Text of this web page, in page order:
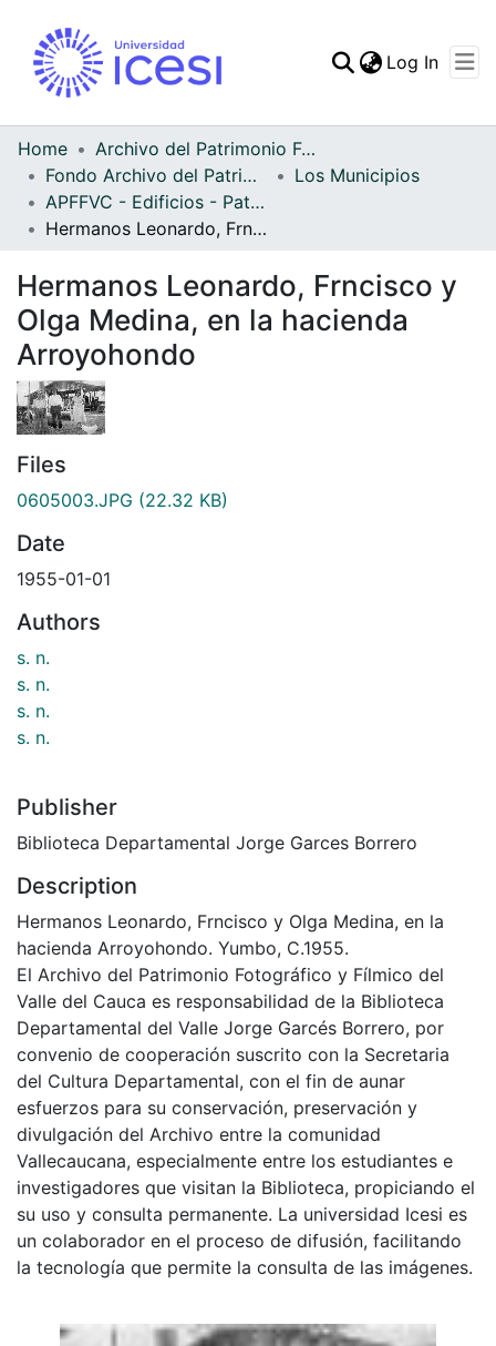
Statistics
Log In
Home
Archivo del Patrimonio Fotográfico y Fílmico del Valle del Cauca
Fondo Archivo del Patrimonio Fotográfico y Fílmico del Valle del Cauca
Los Municipios
APFFVC - Edificios - Patrimonial
Hermanos Leonardo, Frncisco y Olga Medina, en la hacienda Arroyohondo
Hermanos Leonardo, Frncisco y
Olga Medina, en la hacienda
Arroyohondo
Files
0605003.JPG (22.32 KB)
Date
1955-01-01
Authors
s. n.
s. n.
s. n.
s. n.
Publisher
Biblioteca Departamental Jorge Garces Borrero
Description
Hermanos Leonardo, Frncisco y Olga Medina, en la
hacienda Arroyohondo. Yumbo, C.1955.
El Archivo del Patrimonio Fotográfico y Fílmico del
Valle del Cauca es responsabilidad de la Biblioteca
Departamental del Valle Jorge Garcés Borrero, por
convenio de cooperación suscrito con la Secretaria
del Cultura Departamental, con el fin de aunar
esfuerzos para su conservación, preservación y
divulgación del Archivo entre la comunidad
Vallecaucana, especialmente entre los estudiantes e
investigadores que visitan la Biblioteca, propiciando el
su uso y consulta permanente. La universidad Icesi es
un colaborador en el proceso de difusión, facilitando
la tecnología que permite la consulta de las imágenes.